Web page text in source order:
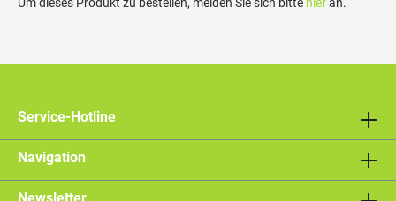
Service-Hotline
Navigation